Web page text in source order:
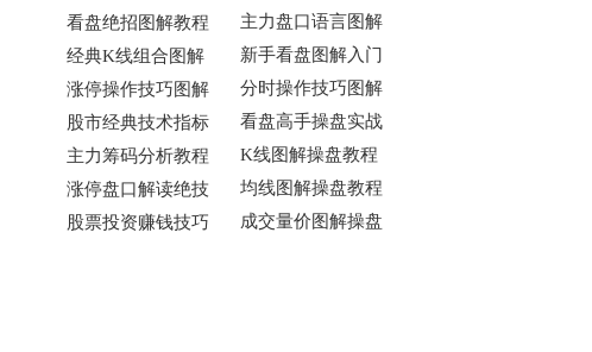
看盘绝招图解教程
经典K线组合图解
涨停操作技巧图解
股市经典技术指标
主力筹码分析教程
涨停盘口解读绝技
股票投资赚钱技巧
主力盘口语言图解
新手看盘图解入门
分时操作技巧图解
看盘高手操盘实战
K线图解操盘教程
均线图解操盘教程
成交量价图解操盘